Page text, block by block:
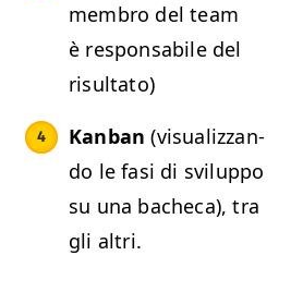
mem­bro del team
è respon­s­abile del
risultato)
Kan­ban (visu­al­iz­zan­
do le fasi di svilup­po
su una bacheca), tra
gli altri.